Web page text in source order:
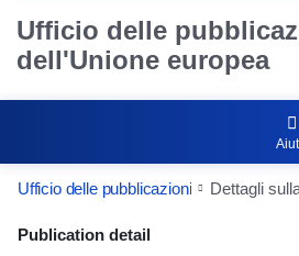
Ufficio delle
dell'Unione europea
Ufficio delle pubblicazioni Dettagli
Publication Detail
Publication detail